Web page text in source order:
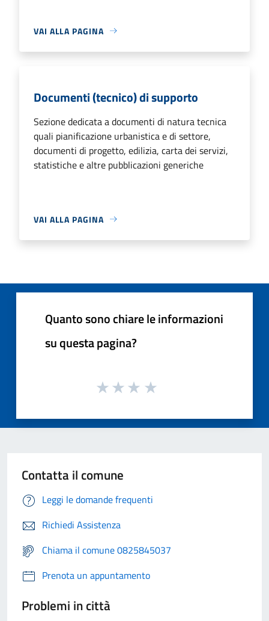
VAI ALLA PAGINA
Documenti (tecnico) di supporto
Sezione dedicata a documenti di natura tecnica
quali pianificazione urbanistica e di settore,
documenti di progetto, edilizia, carta dei servizi,
statistiche e altre pubblicazioni generiche
VAI ALLA PAGINA
Quanto sono chiare le informazioni
su questa pagina?
Contatta il comune
Leggi le domande frequenti
Richiedi Assistenza
Chiama il comune 0825845037
Prenota un appuntamento
Problemi in città